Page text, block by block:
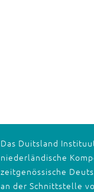
Das Duitsland
niederländische
zeitgenössische
an der Schnittstelle